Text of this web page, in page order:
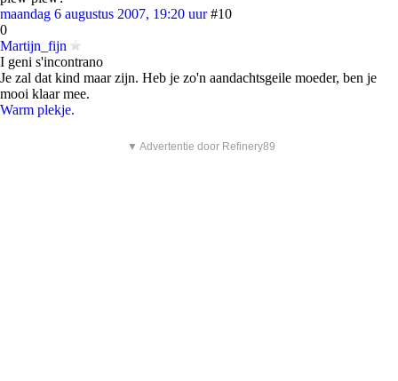
maandag 6 augustus 2007, 19:20 uur #10
0
Martijn_fijn
I geni s'incontrano
Je zal dat kind maar zijn. Heb je zo'n aandachtsgeile moeder, ben je
mooi klaar mee.
Warm plekje.
▼ Advertentie door Refinery89